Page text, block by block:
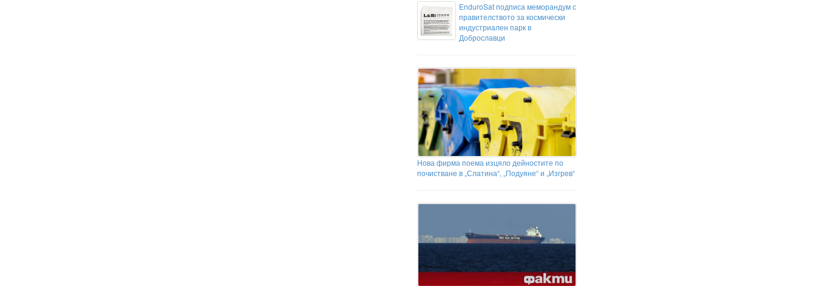
EnduroSat подписа меморандум с
правителството за космически
индустриален парк в
Доброславци
Нова фирма поема изцяло дейностите по
почистване в „Слатина“, „Подуяне“ и „Изгрев“